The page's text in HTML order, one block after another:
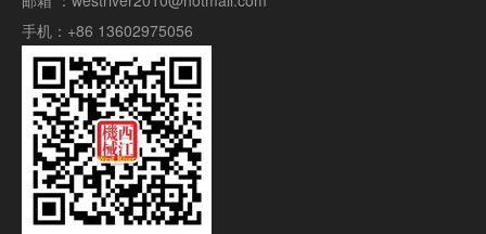
手机： +86 13602975056